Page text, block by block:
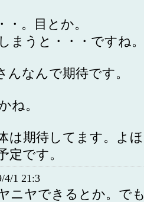
。目とか。
まうと・・・ですね。
んなんで期待です。
ね。
は期待してます。よ
定です。
4/1 21:3
ニヤできるとか。で